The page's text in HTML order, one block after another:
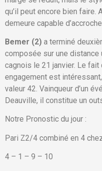
qu’il peut encore bien faire.
demeure capable
Bemer (2) a terminé
composée sur une distance
cagnois le 21 janvier. Le
engagement est
valeur 42. Vainqueur d’un
Deauville, il constitue un
Notre Pronostic du jour :
Pari Z2/4 combiné en 4
4 – 1 – 9 – 10